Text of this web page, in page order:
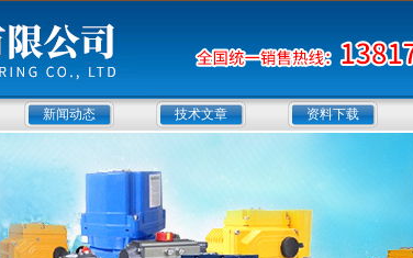
新闻动态 技术文章 资料下载